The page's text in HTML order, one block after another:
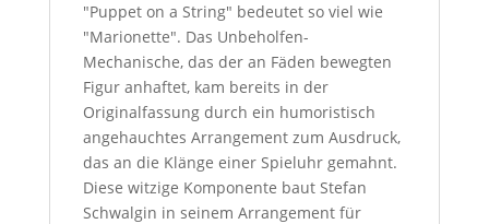
"Puppet on a String" bedeutet so viel wie
"Marionette". Das Unbeholfen-
Mechanische, das der an Fäden bewegten
Figur anhaftet, kam bereits in der
Originalfassung durch ein humoristisch
angehauchtes Arrangement zum Ausdruck,
das an die Klänge einer Spieluhr gemahnt.
Diese witzige Komponente baut Stefan
Schwalgin in seinem Arrangement für